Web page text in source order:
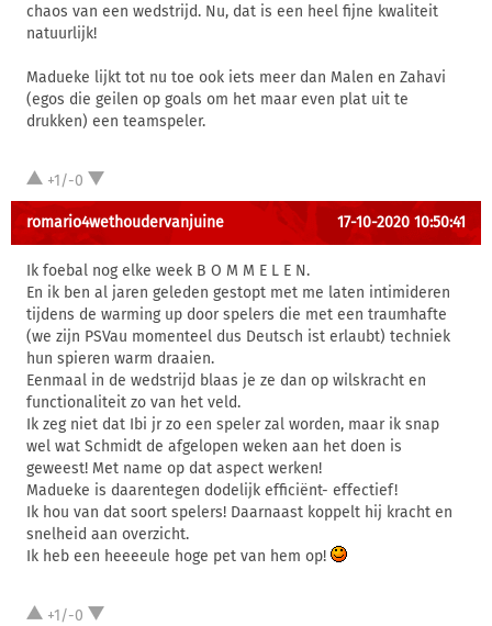
chaos van een wedstrijd. Nu, dat is een heel fijne kwaliteit
natuurlijk!
Madueke lijkt tot nu toe ook iets meer dan Malen en Zahavi
(egos die geilen op goals om het maar even plat uit te
drukken) een teamspeler.
+1/-0
romario4wethoudervanjuine 17-10-2020 10:50:41
Ik foebal nog elke week B O M M E L E N.
En ik ben al jaren geleden gestopt met me laten intimideren
tijdens de warming up door spelers die met een traumhafte
(we zijn PSVau momenteel dus Deutsch ist erlaubt) techniek
hun spieren warm draaien.
Eenmaal in de wedstrijd blaas je ze dan op wilskracht en
functionaliteit zo van het veld.
Ik zeg niet dat Ibi jr zo een speler zal worden, maar ik snap
wel wat Schmidt de afgelopen weken aan het doen is
geweest! Met name op dat aspect werken!
Madueke is daarentegen dodelijk efficiënt- effectief!
Ik hou van dat soort spelers! Daarnaast koppelt hij kracht en
snelheid aan overzicht.
Ik heb een heeeeule hoge pet van hem op!
+1/-0